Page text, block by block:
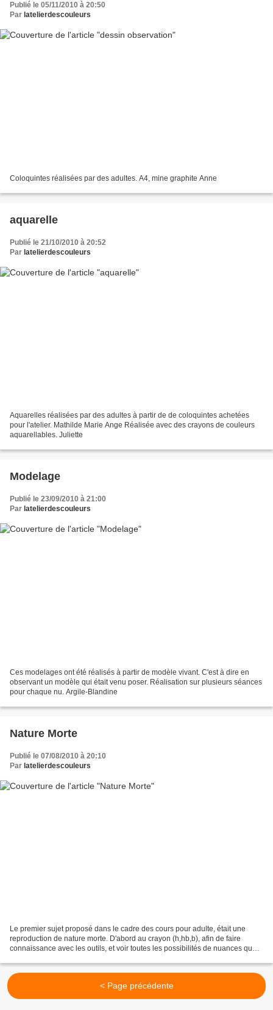
Publié le 05/11/2010 à 20:50
Par latelierdescouleurs
Coloquintes réalisées par des adultes. A4, mine graphite Anne
aquarelle
Publié le 21/10/2010 à 20:52
Par latelierdescouleurs
Aquarelles réalisées par des adultes à partir de de coloquintes achetées
pour l'atelier. Mathilde Marie Ange Réalisée avec des crayons de couleurs
aquarellables. Juliette
Modelage
Publié le 23/09/2010 à 21:00
Par latelierdescouleurs
Ces modelages ont été réalisés à partir de modèle vivant. C'est à dire en
observant un modèle qui était venu poser. Réalisation sur plusieurs séances
pour chaque nu. Argile-Blandine
Nature Morte
Publié le 07/08/2010 à 20:10
Par latelierdescouleurs
Le premier sujet proposé dans le cadre des cours pour adulte, était une
reproduction de nature morte. D'abord au crayon (h,hb,b), afin de faire
connaissance avec les outils, et voir toutes les possibilités de nuances que
< Page précédente